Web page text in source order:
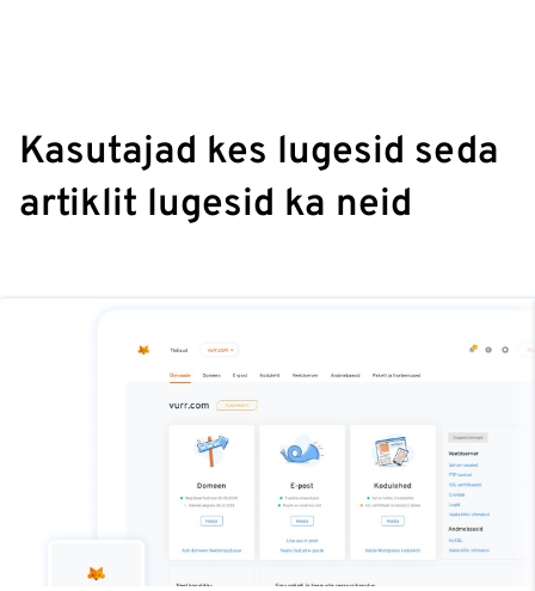
Kasutajad kes lugesid seda
artiklit lugesid ka neid